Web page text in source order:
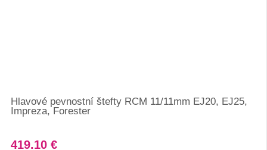
Hlavové pevnostní štefty RCM 11/11mm EJ20, EJ25,
Impreza, Forester
419.10 €